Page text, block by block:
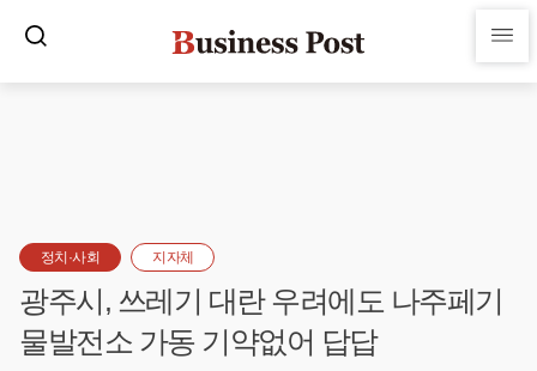
정치·사회 지자체
광주시, 쓰레기 대란 우려에도 나주페기
물발전소 가동 기약없어 답답